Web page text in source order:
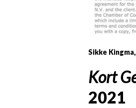
Sikke Kingma,
Kort
2021